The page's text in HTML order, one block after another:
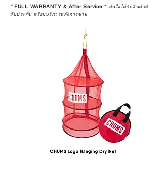
*FULL WARRANTY & After Service * มั่นใจได้กับสินค้ามี
รับประกัน พร้อมบริการหลังการขาย